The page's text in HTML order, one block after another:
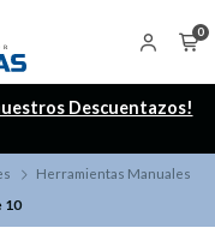
0
Descuentazos!
Herramientas Manuales
10